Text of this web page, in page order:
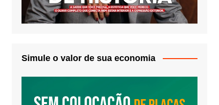
Simule o valor de sua economia